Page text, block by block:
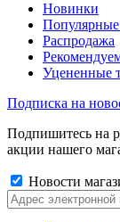
Новинки
Распродажа
Уцененные
Подписка на
Подпишитесь на
акции нашего
Новости